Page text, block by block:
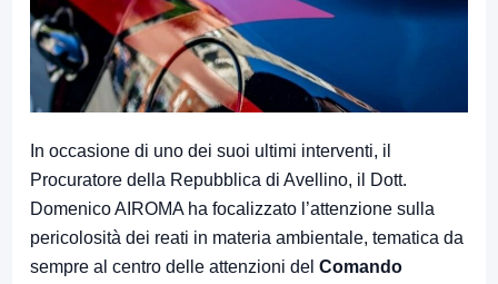
In occasione di uno dei suoi ultimi interventi, il
Procuratore della Repubblica di Avellino, il Dott.
Domenico AIROMA ha focalizzato l’attenzione sulla
pericolosità dei reati in materia ambientale, tematica da
sempre al centro delle attenzioni del Comando